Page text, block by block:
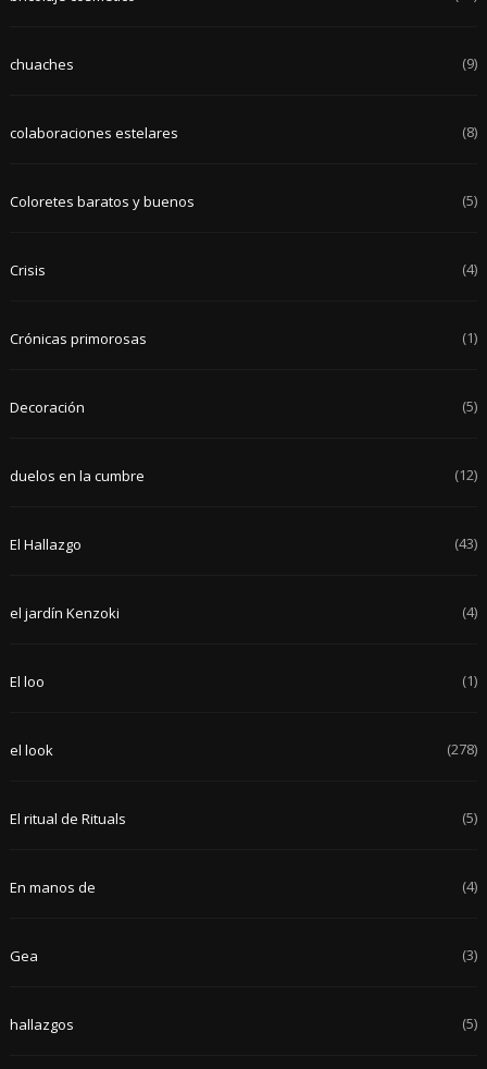
chuaches (9)
colaboraciones estelares (8)
Coloretes baratos y buenos (5)
Crisis (4)
Crónicas primorosas (1)
Decoración (5)
duelos en la cumbre (12)
El Hallazgo (43)
el jardín Kenzoki (4)
El loo (1)
el look (278)
El ritual de Rituals (5)
En manos de (4)
Gea (3)
hallazgos (5)